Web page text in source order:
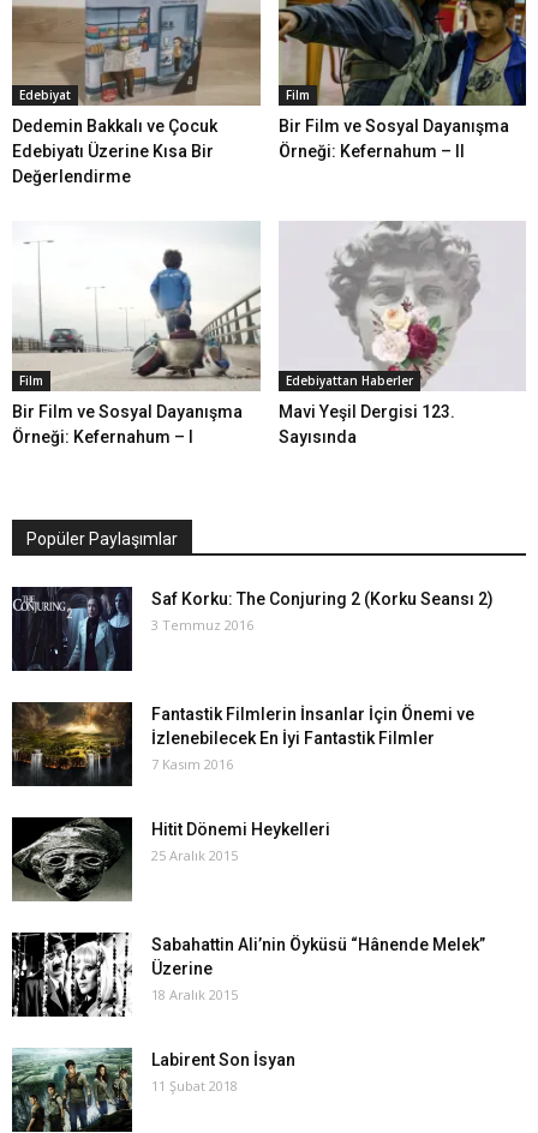
Edebiyat
Dedemin Bakkalı ve Çocuk
Edebiyatı Üzerine Kısa Bir
Değerlendirme
Film
Bir Film ve Sosyal Dayanışma
Örneği: Kefernahum – II
Film
Bir Film ve Sosyal Dayanışma
Örneği: Kefernahum – I
Edebiyattan Haberler
Mavi Yeşil Dergisi 123.
Sayısında
Popüler Paylaşımlar
Saf Korku: The Conjuring 2 (Korku Seansı 2)
3 Temmuz 2016
Fantastik Filmlerin İnsanlar İçin Önemi ve
İzlenebilecek En İyi Fantastik Filmler
7 Kasım 2016
Hitit Dönemi Heykelleri
25 Aralık 2015
Sabahattin Ali’nin Öyküsü “Hânende Melek”
Üzerine
18 Aralık 2015
Labirent Son İsyan
11 Şubat 2018